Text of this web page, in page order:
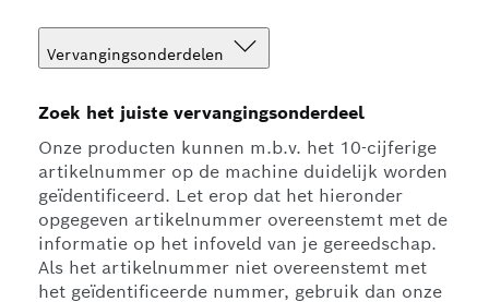
Vervangingsonderdelen
Zoek het juiste vervangingsonderdeel
Onze producten kunnen m.b.v. het 10-cijferige
artikelnummer op de machine duidelijk worden
geïdentificeerd. Let erop dat het hieronder
opgegeven artikelnummer overeenstemt met de
informatie op het infoveld van je gereedschap.
Als het artikelnummer niet overeenstemt met
het geïdentificeerde nummer, gebruik dan onze